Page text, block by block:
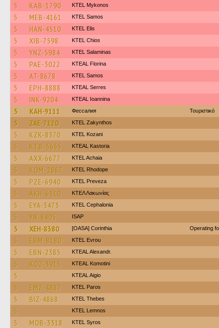
5 KAB-1790 KTEL Mykonos
5 MEB-4161 KTEL Samos
5 HAN-4510 KTEL Elis
5 XIB-7598 KTEL Chios
5 YNZ-5984 KTEL Salaminas
5 PAE-3022 KTEAL Florina
5 AT-8678 KTEL Samos
5 EPH-8888 KTEAL Serres
5 INK-9204 KTEAL Ioannina
5 KAH-9111 Фессалия Τουριστικό
5 ZAE-7120 KTEL Zakynthos
5 KZK-8370 ΚΤΕL Kozani
5 KTB-5655 KTEAL Kastoria
5 AXX-6677 KTEL Achaia
5 KOM-2867 KTEL Rhodope
5 PZE-6940 KTEL Preveza
5 AKH-6310 ΚΤΕΛ Λακωνίας
5 EYA-3473 KTEL Cephalonia
5 YN-8405 ISAP
5 XEH-8380 [OASA] Corinthia Operating
5 EBM-8180 KTEL Evrou
5 EBN-2385 KTEAL Alexandr.
5 KOZ-3915 KTEAL Komotini
5 KTEAL Aigio
5 EMZ-4887 KTEL Paros
5 BIZ-4868 KTEL Thebes
5 KTEL Lemnos
5 MOB-3318 KTEL Syros